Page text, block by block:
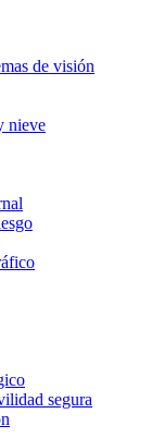
de visión
nieve
segura